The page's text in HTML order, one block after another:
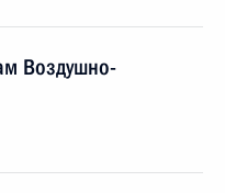
Воздушно-